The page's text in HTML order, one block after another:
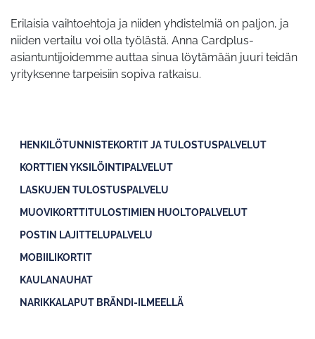
Erilaisia vaihtoehtoja ja niiden yhdistelmiä on paljon, ja
niiden vertailu voi olla työlästä. Anna Cardplus-
asiantuntijoidemme auttaa sinua löytämään juuri teidän
yrityksenne tarpeisiin sopiva ratkaisu.
HENKILÖTUNNISTEKORTIT JA TULOSTUSPALVELUT
KORTTIEN YKSILÖINTIPALVELUT
LASKUJEN TULOSTUSPALVELU
MUOVIKORTTITULOSTIMIEN HUOLTOPALVELUT
POSTIN LAJITTELUPALVELU
MOBIILIKORTIT
KAULANAUHAT
NARIKKALAPUT BRÄNDI-ILMEELLÄ